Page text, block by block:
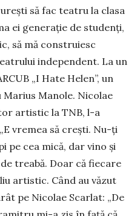
să fac teatru la clasa
ei generație de stu­denți,
să mă constru­iesc
independent. La un
„I Hate Helen”, un
Marius Ma­nole. Nicolae
artistic la TNB, l-a
vremea să crești. Nu-ți
pe cea mică, dar vino și
trea­­bă. Doar că fiecare
artistic. Când au văzut
pe Nicolae Scarlat: „De